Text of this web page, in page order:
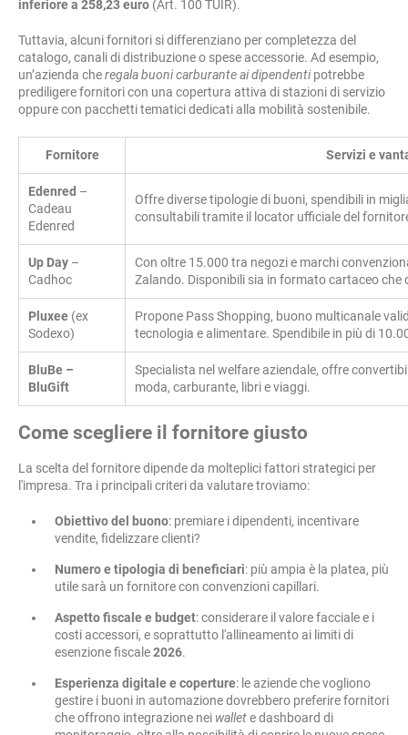
inferiore a 258,23 euro (Art. 100 TUIR).
Tuttavia, alcuni fornitori si differenziano per completezza del
catalogo, canali di distribuzione o spese accessorie. Ad esempio,
un’azienda cheregala buoni carburante ai dipendenti potrebbe
prediligere fornitori con una copertura attiva di stazioni di servizio
oppure con pacchetti tematici dedicati alla mobilità sostenibile.
Fornitore Servizi e
Edenred –
Cadeau
Edenred
Offre diverse tipologie di buoni, spendibili in
consultabili tramite il locator ufficiale del
Up Day –
Cadhoc
Con oltre 15.000 tra negozi e marchi
Zalando. Disponibili sia in formato cartaceo che
Pluxee (ex
Sodexo)
Propone Pass Shopping, buono multicanale
tecnologia e alimentare. Spendibile in più di
BluBe –
BluGift
Specialista nel welfare aziendale, offre
moda, carburante, libri e viaggi.
Come scegliere il fornitore giusto
La scelta del fornitore dipende da molteplici fattori strategici per
l'impresa. Tra i principali criteri da valutare troviamo:
Obiettivo del buono: premiare i dipendenti, incentivare
vendite, fidelizzare clienti?
Numero e tipologia di beneficiari: più ampia è la platea, più
utile sarà un fornitore con convenzioni capillari.
Aspetto fiscale e budget: considerare il valore facciale e i
costi accessori, e soprattutto l'allineamento ai limiti di
esenzione fiscale2026.
Esperienza digitale e coperture: le aziende che vogliono
gestire i buoni in automazione dovrebbero preferire fornitori
che offrono integrazione nei wallete dashboard di